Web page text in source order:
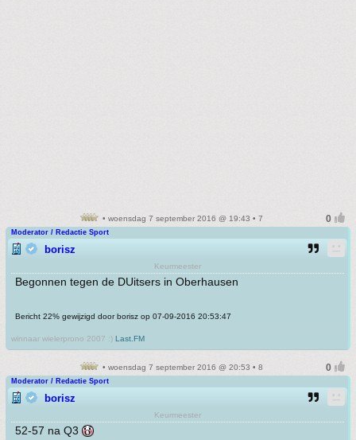
• woensdag 7 september 2016 @ 19:43 • 7
Moderator / Redactie Sport
borisz
Keurmeester
Begonnen tegen de DUitsers in Oberhausen
Bericht 22% gewijzigd door borisz op 07-09-2016 20:53:47
winnaar wielerprono 2007 :) Last.FM
• woensdag 7 september 2016 @ 20:53 • 8
Moderator / Redactie Sport
borisz
Keurmeester
52-57 na Q3